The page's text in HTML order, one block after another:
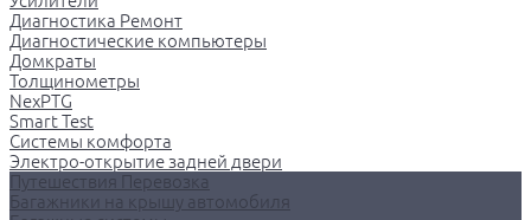
Диагностика Ремонт
Диагностические компьютеры
Домкраты
Толщинометры
NexPTG
Smart Test
Системы комфорта
Электро-открытие задней двери
Путешествия Перевозка
Багажники на крышу автомобиля